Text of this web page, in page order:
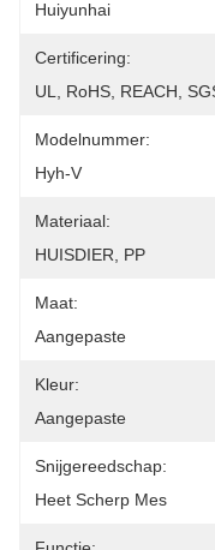
Huiyunhai
Certificering:
UL, RoHS, REACH,
Modelnummer:
Hyh-V
Materiaal:
HUISDIER, PP
Maat:
Aangepaste
Kleur:
Aangepaste
Snijgereedschap:
Heet Scherp Mes